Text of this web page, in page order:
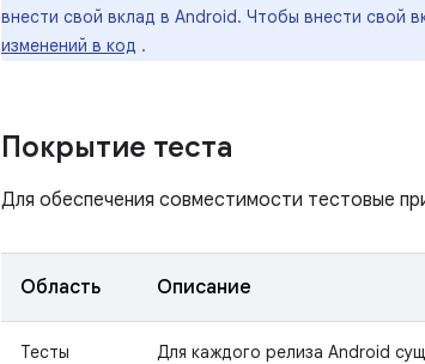
внести свой вклад в Android. Чтобы внести свой
изменений в код .
Покрытие теста
Для обеспечения совместимости тестовые
Область Описание
Тесты
Для каждого релиза Android